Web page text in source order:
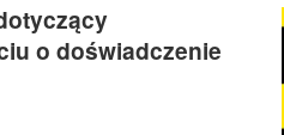
o doświadczenie